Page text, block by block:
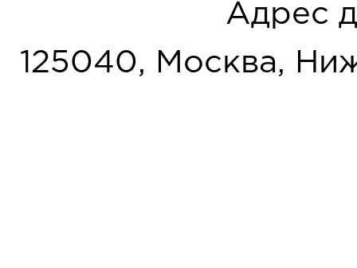
Адрес
125040, Москва,